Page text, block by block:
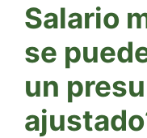
Salario
se
un